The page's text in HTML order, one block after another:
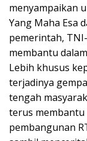
menyampaikan
Yang Maha Esa
pemerintah,
membantu
Lebih khusus
terjadinya
tengah
terus
pembangunan